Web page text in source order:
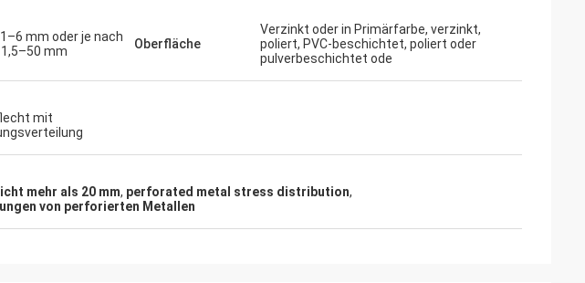
mm oder je nach
mm
Oberfläche
Verzinkt oder in Primärfarbe, verzinkt,
poliert, PVC-beschichtet, poliert oder
pulverbeschichtet ode
mit
mehr als 20 mm, perforated metal stress distribution,
von perforierten Metallen